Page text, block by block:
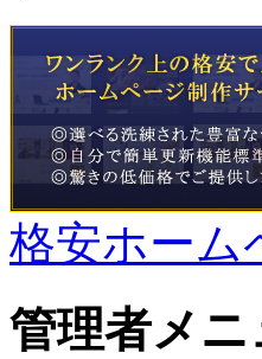
格安ホーム
管理者メニ